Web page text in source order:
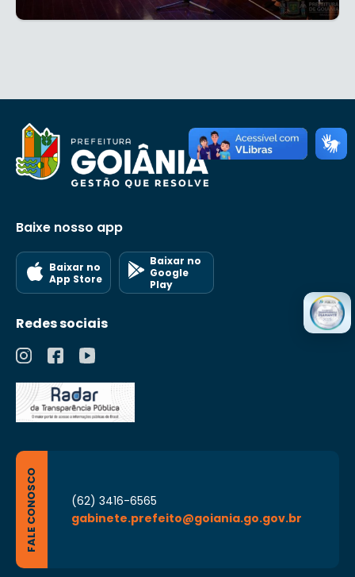
Baixe nosso app
Baixar no
App Store
Baixar no
Google
Play
Redes sociais
FALE CONOSCO
(62) 3416-6565
gabinete.prefeito@goiania.go.gov.br